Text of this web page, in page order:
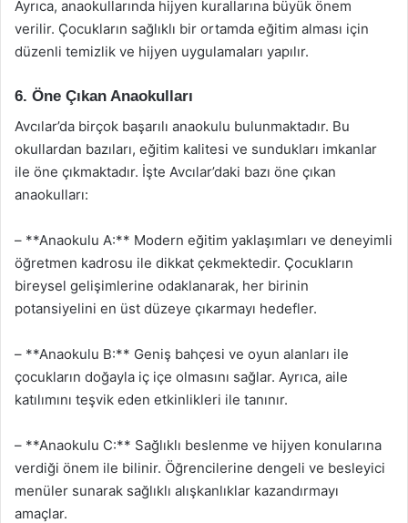
Ayrıca, anaokullarında hijyen kurallarına büyük önem
verilir. Çocukların sağlıklı bir ortamda eğitim alması için
düzenli temizlik ve hijyen uygulamaları yapılır.
6. Öne Çıkan Anaokulları
Avcılar’da birçok başarılı anaokulu bulunmaktadır. Bu
okullardan bazıları, eğitim kalitesi ve sundukları imkanlar
ile öne çıkmaktadır. İşte Avcılar’daki bazı öne çıkan
anaokulları:
– **Anaokulu A:** Modern eğitim yaklaşımları ve deneyimli
öğretmen kadrosu ile dikkat çekmektedir. Çocukların
bireysel gelişimlerine odaklanarak, her birinin
potansiyelini en üst düzeye çıkarmayı hedefler.
– **Anaokulu B:** Geniş bahçesi ve oyun alanları ile
çocukların doğayla iç içe olmasını sağlar. Ayrıca, aile
katılımını teşvik eden etkinlikleri ile tanınır.
– **Anaokulu C:** Sağlıklı beslenme ve hijyen konularına
verdiği önem ile bilinir. Öğrencilerine dengeli ve besleyici
menüler sunarak sağlıklı alışkanlıklar kazandırmayı
amaçlar.